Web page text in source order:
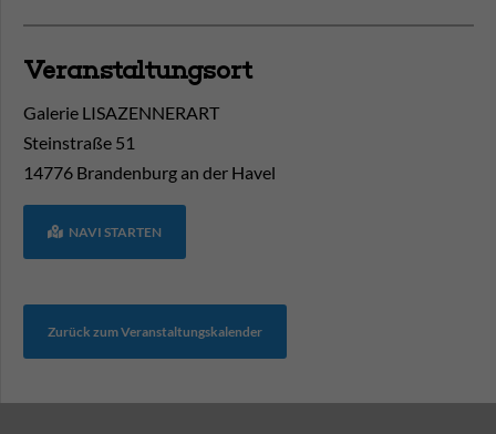
Veranstaltungsort
Galerie LISAZENNERART
Steinstraße 51
14776 Brandenburg an der Havel
NAVI STARTEN
Zurück zum Veranstaltungskalender